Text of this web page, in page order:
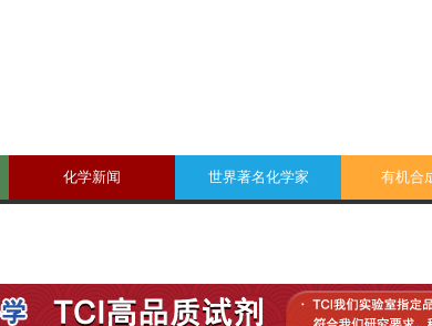
化学新闻 世界著名化学家 有机合